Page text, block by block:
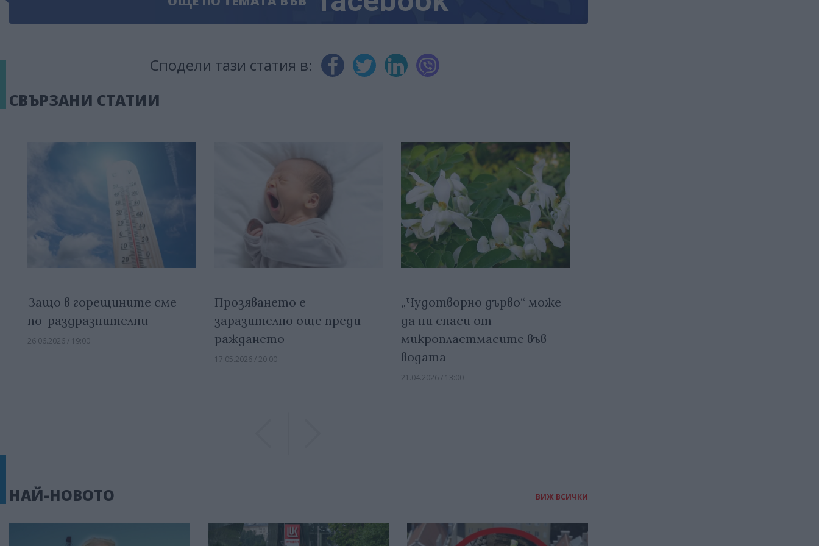
Сподели тази статия в:
СВЪРЗАНИ СТАТИИ
Защо в горещините сме
по-раздразнителни
26.06.2026 / 19:00
Прозяването е
заразително още преди
раждането
17.05.2026 / 20:00
„Чудотворно дърво“ може
да ни спаси от
микропластмасите във
водата
21.04.2026 / 13:00
НАЙ-НОВОТО ВИЖ ВСИЧКИ